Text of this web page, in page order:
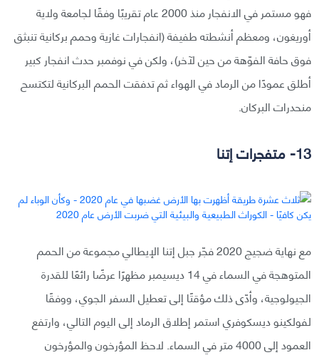
فهو مستمر في الانفجار منذ 2000 عام تقريبًا وفقًا لجامعة ولاية
أوريغون، ومعظم أنشطته طفيفة (انفجارات غازية وحمم بركانية تنبثق
فوق حافة الفوّهة من حين لآخر)، ولكن في نوفمبر حدث انفجار كبير
أطلق عمودًا من الرماد في الهواء ثم تدفقت الحمم البركانية لتكتسح
منحدرات البركان.
13- متفجرات إتنا
مع نهاية ضجيج 2020 فجّر جبل إتنا الإيطالي مجموعة من الحمم
المتوهجة في السماء في 14 ديسيمبر مظهرًا عرضًا رائعًا للقدرة
الجيولوجية، وأدّى ذلك مؤقتًا إلى تعطيل السفر الجوي، ووفقًا
لفولكينو ديسكوفري استمر إطلاق الرماد إلى اليوم التالي، وارتفع
العمود إلى 4000 متر في السماء. لاحظ المؤرخون والمؤرخون